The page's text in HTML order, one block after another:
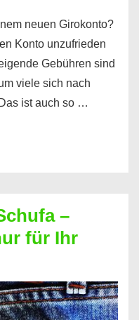
neuen Girokonto?
Konto unzufrieden
Gebühren sind
viele sich nach
ist auch so …
–
für Ihr